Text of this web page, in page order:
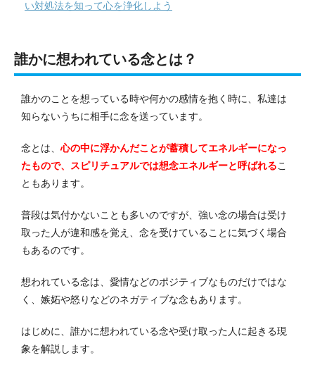
い対処法を知って心を浄化しよう
誰かに想われている念とは？
誰かのことを想っている時や何かの感情を抱く時に、私達は
知らないうちに相手に念を送っています。
念とは、 心の中に浮かんだことが蓄積してエネルギーになっ
たもので、スピリチュアルでは想念エネルギーと呼ばれるこ
ともあります。
普段は気付かないことも多いのですが、強い念の場合は受け
取った人が違和感を覚え、念を受けていることに気づく場合
もあるのです。
想われている念は、愛情などのポジティブなものだけではな
く、嫉妬や怒りなどのネガティブな念もあります。
はじめに、誰かに想われている念や受け取った人に起きる現
象を解説します。